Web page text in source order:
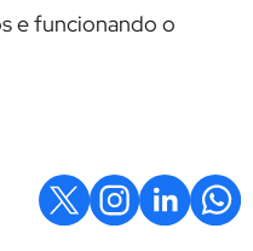
e funcionando o